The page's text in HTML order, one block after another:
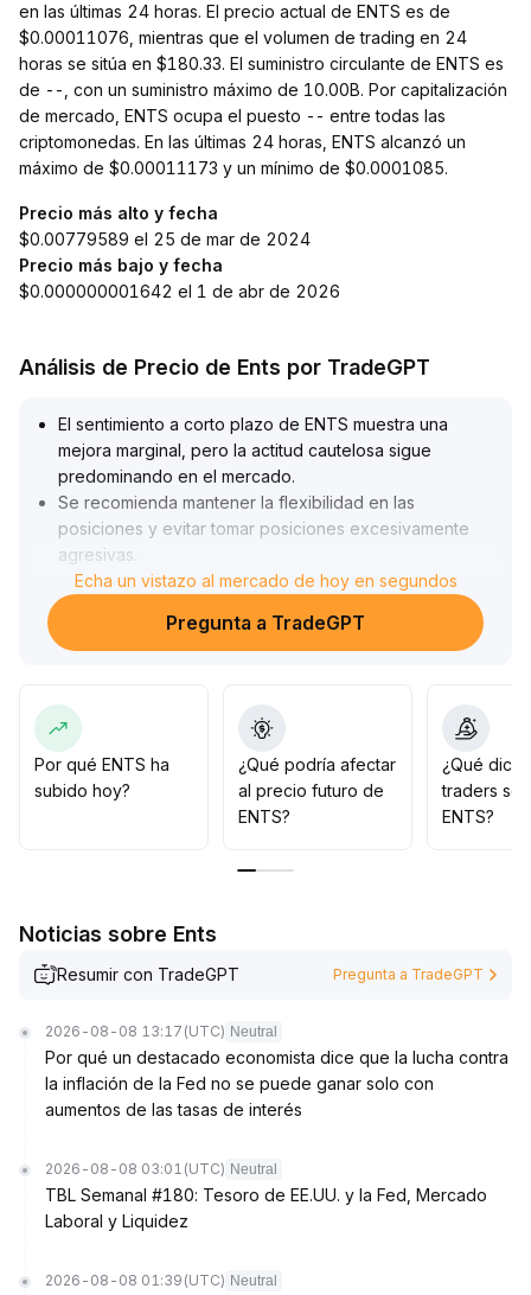
en las últimas 24 horas. El precio actual de ENTS es de
$0.00011076, mientras que el volumen de trading en 24
horas se sitúa en $180.33. El suministro circulante de ENTS es
de --, con un suministro máximo de 10.00B. Por capitalización
de mercado, ENTS ocupa el puesto -- entre todas las
criptomonedas. En las últimas 24 horas, ENTS alcanzó un
máximo de $0.00011173 y un mínimo de $0.0001085.
Precio más alto y fecha
$0.00779589 el 25 de mar de 2024
Precio más bajo y fecha
$0.000000001642 el 1 de abr de 2026
Análisis de Precio de Ents por TradeGPT
El sentimiento a corto plazo de ENTS muestra una
mejora marginal, pero la actitud cautelosa sigue
predominando en el mercado.
Se recomienda mantener la flexibilidad en las
posiciones y evitar tomar posiciones excesivamente
agresivas
Actualmente, el mercado se encuentra en un rango
estrecho de consolidación, con niveles clave de
resistencia y soporte ubicados entre 1,18-1,25 y
acompañamiento del volumen; una ruptura alcista de la
resistencia con aumento de volumen sería señal de una
nueva subida, mientras que una caída por debajo del
soporte implicaría riesgo de descenso .
La estrategia principal debería centrarse en operar
Echa un vistazo al mercado de hoy en segundos
Pregunta a TradeGPT
Por qué ENTS ha
subido hoy?
¿Qué podría afectar
al precio futuro de
ENTS?
¿Qué
traders
ENTS?
Noticias sobre Ents
Resumir con TradeGPT Pregunta a TradeGPT
2026-08-08 13:17 (UTC) Neutral
Por qué un destacado economista dice que la lucha contra
la inflación de la Fed no se puede ganar solo con
aumentos de las tasas de interés
2026-08-08 03:01 (UTC) Neutral
TBL Semanal #180: Tesoro de EE.UU. y la Fed, Mercado
Laboral y Liquidez
2026-08-08 01:39 (UTC) Neutral